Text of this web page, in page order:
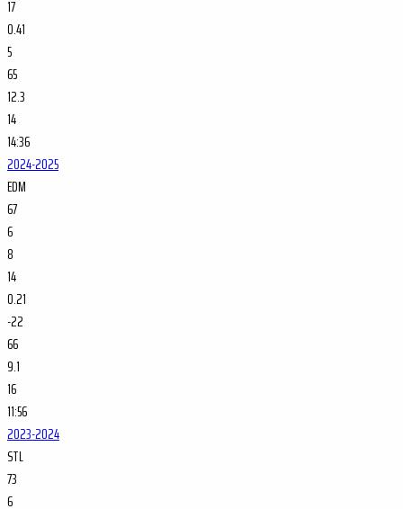
17
0.41
5
65
12.3
14
14:36
2024-2025
EDM
67
6
8
14
0.21
-22
66
9.1
16
11:56
2023-2024
STL
73
6